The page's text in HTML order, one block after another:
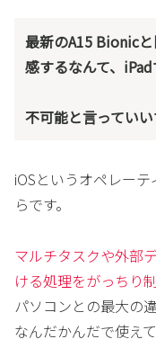
最新のA15 Bionic
感するなんて、
不可能と言っていい
iOSというオペレー
らです。
マルチタスクや外部
ける処理をがっちり
パソコンとの最大の
なんだかんだで使えて